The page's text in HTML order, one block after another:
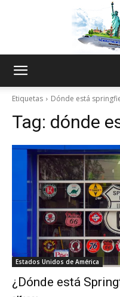
Etiquetas Dónde está
Tag: dónde
Estados Unidos de América
¿Dónde está